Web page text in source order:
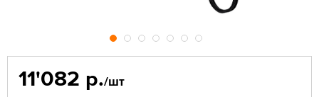
11'082 р./шт